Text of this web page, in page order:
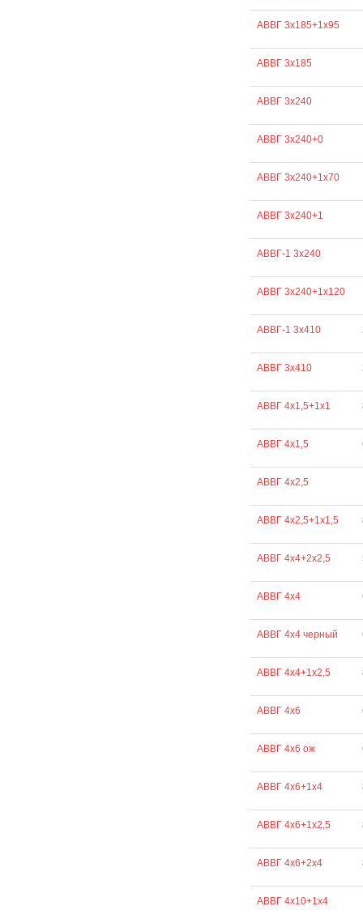
АВВГ 3х185+1х95
АВВГ 3х185
АВВГ 3х240
АВВГ 3х240+0
АВВГ 3х240+1х70
АВВГ 3х240+1
АВВГ-1 3х240
АВВГ 3х240+1х120
АВВГ-1 3х410
АВВГ 3х410
АВВГ 4х1,5+1х1
АВВГ 4х1,5
АВВГ 4х2,5
АВВГ 4х2,5+1х1,5
АВВГ 4х4+2х2,5
АВВГ 4х4
АВВГ 4х4 черный
АВВГ 4х4+1х2,5
АВВГ 4х6
АВВГ 4х6 ож
АВВГ 4х6+1х4
АВВГ 4х6+1х2,5
АВВГ 4х6+2х4
АВВГ 4х10+1х4